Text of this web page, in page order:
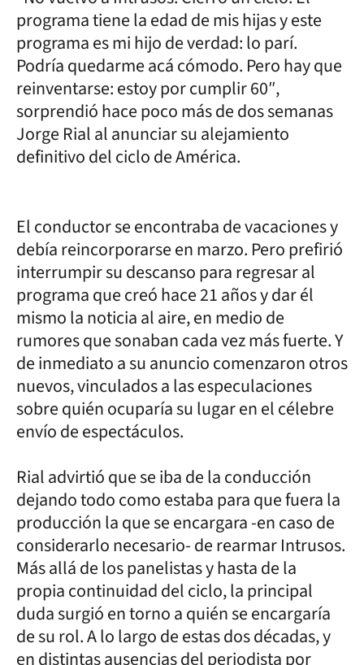
programa tiene la edad de mis hijas y este
programa es mi hijo de verdad: lo parí.
Podría quedarme acá cómodo. Pero hay que
reinventarse: estoy por cumplir 60″,
sorprendió hace poco más de dos semanas
Jorge Rial al anunciar su alejamiento
definitivo del ciclo de América.
El conductor se encontraba de vacaciones y
debía reincorporarse en marzo. Pero prefirió
interrumpir su descanso para regresar al
programa que creó hace 21 años y dar él
mismo la noticia al aire, en medio de
rumores que sonaban cada vez más fuerte. Y
de inmediato a su anuncio comenzaron otros
nuevos, vinculados a las especulaciones
sobre quién ocuparía su lugar en el célebre
envío de espectáculos.
Rial advirtió que se iba de la conducción
dejando todo como estaba para que fuera la
producción la que se encargara -en caso de
considerarlo necesario- de rearmar Intrusos.
Más allá de los panelistas y hasta de la
propia continuidad del ciclo, la principal
duda surgió en torno a quién se encargaría
de su rol. A lo largo de estas dos décadas, y
en distintas ausencias del periodista por